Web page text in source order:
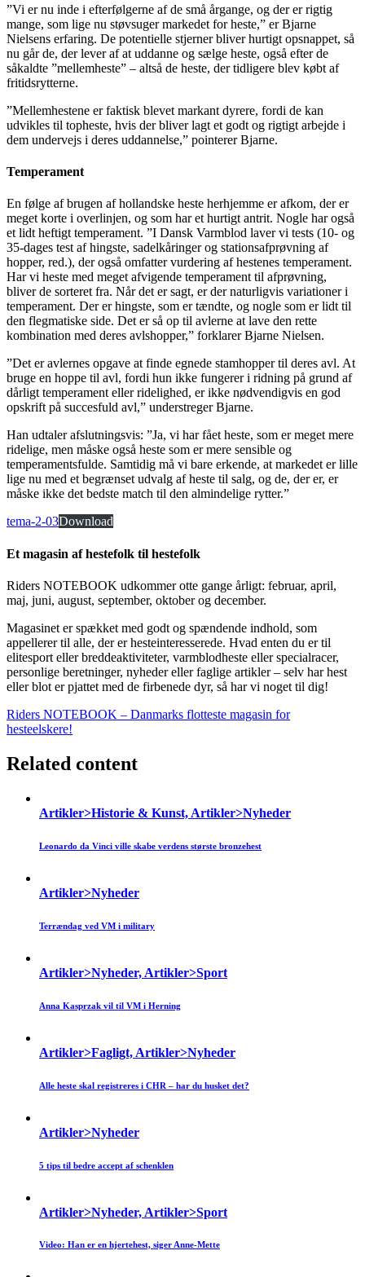
”Vi er nu inde i efterfølgerne af de små årgange, og der er rigtig
mange, som lige nu støvsuger markedet for heste,” er Bjarne
Nielsens erfaring. De potentielle stjerner bliver hurtigt opsnappet, så
nu går de, der lever af at uddanne og sælge heste, også efter de
såkaldte ”mellemheste” – altså de heste, der tidligere blev købt af
fritidsrytterne.
”Mellemhestene er faktisk blevet markant dyrere, fordi de kan
udvikles til topheste, hvis der bliver lagt et godt og rigtigt arbejde i
dem undervejs i deres uddannelse,” pointerer Bjarne.
Temperament
En følge af brugen af hollandske heste herhjemme er afkom, der er
meget korte i overlinjen, og som har et hurtigt antrit. Nogle har også
et lidt heftigt temperament. ”I Dansk Varmblod laver vi tests (10- og
35-dages test af hingste, sadelkåringer og stationsafprøvning af
hopper, red.), der også omfatter vurdering af hestenes temperament.
Har vi heste med meget afvigende temperament til afprøvning,
bliver de sorteret fra. Når det er sagt, er der naturligvis variationer i
temperament. Der er hingste, som er tændte, og nogle som er lidt til
den flegmatiske side. Det er så op til avlerne at lave den rette
kombination med deres avlshopper,” forklarer Bjarne Nielsen.
”Det er avlernes opgave at finde egnede stamhopper til deres avl. At
bruge en hoppe til avl, fordi hun ikke fungerer i ridning på grund af
dårligt temperament eller ridelighed, er ikke nødvendigvis en god
opskrift på succesfuld avl,” understreger Bjarne.
Han udtaler afslutningsvis: ”Ja, vi har fået heste, som er meget mere
ridelige, men måske også heste som er mere sensible og
temperamentsfulde. Samtidig må vi bare erkende, at markedet er lille
lige nu med et begrænset udvalg af heste til salg, og de, der er, er
måske ikke det bedste match til den almindelige rytter.”
tema-2-03Download
Et magasin af hestefolk til hestefolk
Riders NOTEBOOK udkommer otte gange årligt: februar, april,
maj, juni, august, september, oktober og december.
Magasinet er spækket med godt og spændende indhold, som
appellerer til alle, der er hesteinteresserede. Hvad enten du er til
elitesport eller breddeaktiviteter, varmblodheste eller specialracer,
personlige beretninger, nyheder eller faglige artikler – selv har hest
eller blot er pjattet med de firbenede dyr, så har vi noget til dig!
Riders NOTEBOOK – Danmarks flotteste magasin for
hesteelskere!
Related content
Artikler>Historie & Kunst, Artikler>Nyheder
Leonardo da Vinci ville skabe verdens største bronzehest
Artikler>Nyheder
Terrændag ved VM i military
Artikler>Nyheder, Artikler>Sport
Anna Kasprzak vil til VM i Herning
Artikler>Fagligt, Artikler>Nyheder
Alle heste skal registreres i CHR – har du husket det?
Artikler>Nyheder
5 tips til bedre accept af schenklen
Artikler>Nyheder, Artikler>Sport
Video: Han er en hjertehest, siger Anne-Mette